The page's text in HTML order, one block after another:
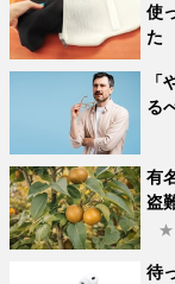
使
た
る
有
盗
★
待